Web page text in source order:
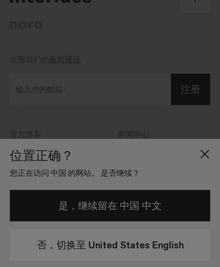
位置正确？
您正在访问 中国 的网站。 是否继续？
是，继续留在 中国 中文
否，切换至 United States English
官方博客
关于我们
招贤纳士
新闻中心
社区准则
注册我们的新闻通讯
输入您的邮箱 注册